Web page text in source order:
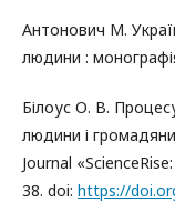
Антонович М.
людини :
Білоус О. В.
людини і
Journal
38. doi: https://